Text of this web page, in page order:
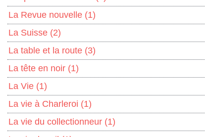
La Revue nouvelle (1)
La Suisse (2)
La table et la route (3)
La tête en noir (1)
La Vie (1)
La vie à Charleroi (1)
La vie du collectionneur (1)